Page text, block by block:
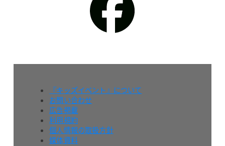
『キッズイベント』について
お問い合わせ
広告掲載
利用規約
個人情報の取扱方針
媒体資料